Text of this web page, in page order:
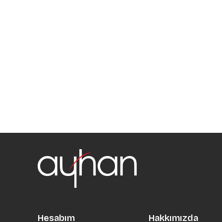
Hesabım Hakkımızda